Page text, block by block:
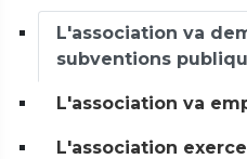
L'association va
subventions
L'association va
L'association